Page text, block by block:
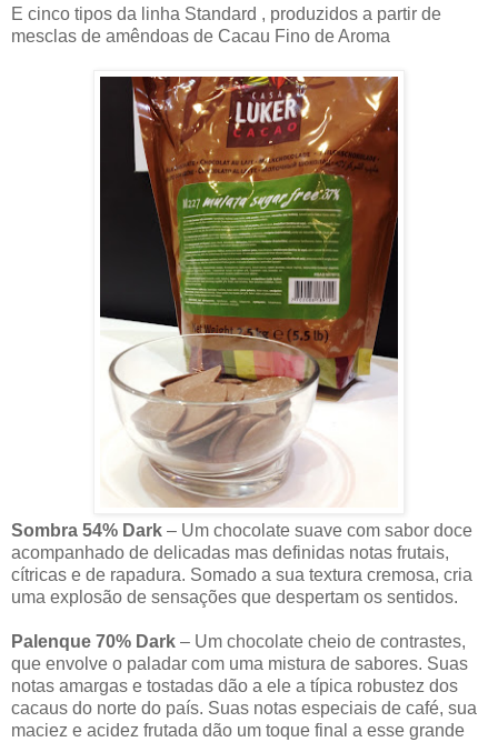
E cinco tipos da linha Standard , produzidos a partir de
mesclas de amêndoas de Cacau Fino de Aroma
Sombra 54% Dark – Um chocolate suave com sabor doce
acompanhado de delicadas mas definidas notas frutais,
cítricas e de rapadura. Somado a sua textura cremosa, cria
uma explosão de sensações que despertam os sentidos.
Palenque 70% Dark – Um chocolate cheio de contrastes,
que envolve o paladar com uma mistura de sabores. Suas
notas amargas e tostadas dão a ele a típica robustez dos
cacaus do norte do país. Suas notas especiais de café, sua
maciez e acidez frutada dão um toque final a esse grande